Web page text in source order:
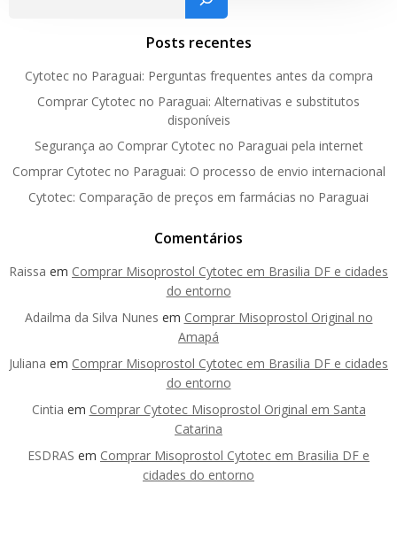
Posts recentes
Cytotec no Paraguai: Perguntas frequentes antes da compra
Comprar Cytotec no Paraguai: Alternativas e substitutos
disponíveis
Segurança ao Comprar Cytotec no Paraguai pela internet
Comprar Cytotec no Paraguai: O processo de envio internacional
Cytotec: Comparação de preços em farmácias no Paraguai
Comentários
Raissa em Comprar Misoprostol Cytotec em Brasilia DF e cidades
do entorno
Adailma da Silva Nunes em Comprar Misoprostol Original no
Amapá
Juliana em Comprar Misoprostol Cytotec em Brasilia DF e cidades
do entorno
Cintia em Comprar Cytotec Misoprostol Original em Santa
Catarina
ESDRAS em Comprar Misoprostol Cytotec em Brasilia DF e
cidades do entorno